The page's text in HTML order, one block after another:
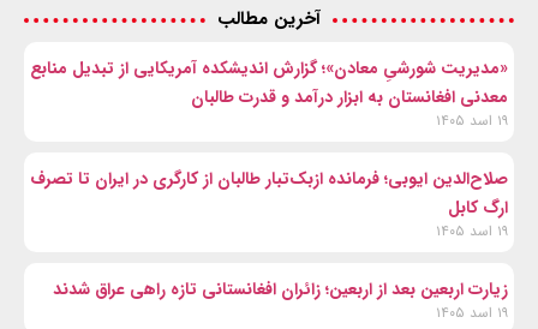
آخرین مطالب
«مدیریت شورشیِ معادن»؛ گزارش اندیشکده آمریکایی از تبدیل منابع
معدنی افغانستان به ابزار درآمد و قدرت طالبان
۱۹ اسد ۱۴۰۵
صلاح‌الدین ایوبی؛ فرمانده ازبک‌تبار طالبان از کارگری در ایران تا تصرف
ارگ کابل
۱۹ اسد ۱۴۰۵
زیارت اربعین بعد از اربعین؛ زائران افغانستانی تازه راهی عراق شدند
۱۹ اسد ۱۴۰۵